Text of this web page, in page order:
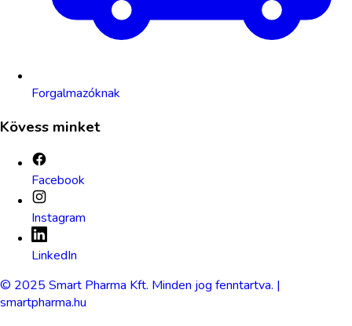
Forgalmazóknak
Kövess minket
Facebook
Instagram
LinkedIn
© 2025 Smart Pharma Kft. Minden jog fenntartva. |
smartpharma.hu